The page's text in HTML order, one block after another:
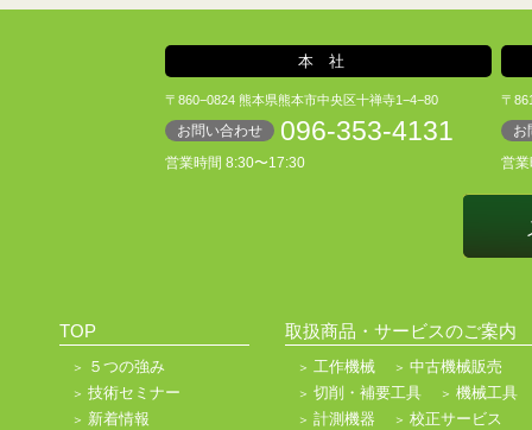
本社
〒860−0824 熊本県熊本市中央区十禅寺1−4−80
お問い合わせ 096-353-4131
営業時間 8:30〜17:30
〒
お
営
TOP
５つの強み
技術セミナー
新着情報
取扱商品・サービスのご案内
工作機械
中古機械販売
切削・補要工具
機械工具
計測機器
校正サービス